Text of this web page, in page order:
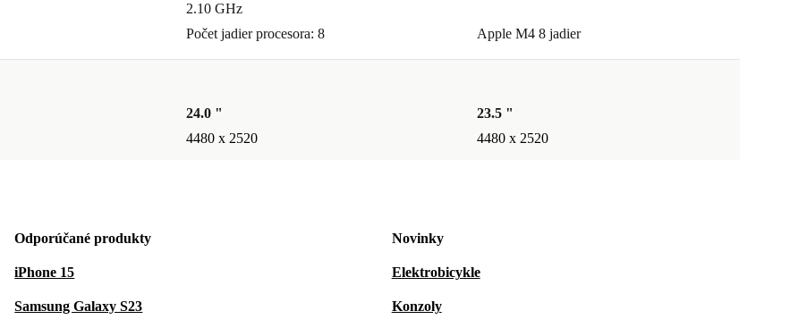
2.10 GHz
Počet jadier procesora: 8
Apple M4 8 jadier
24.0 "
4480 x 2520
23.5 "
4480 x 2520
Odporúčané produkty
iPhone 15
Samsung Galaxy S23
Novinky
Elektrobicykle
Konzoly